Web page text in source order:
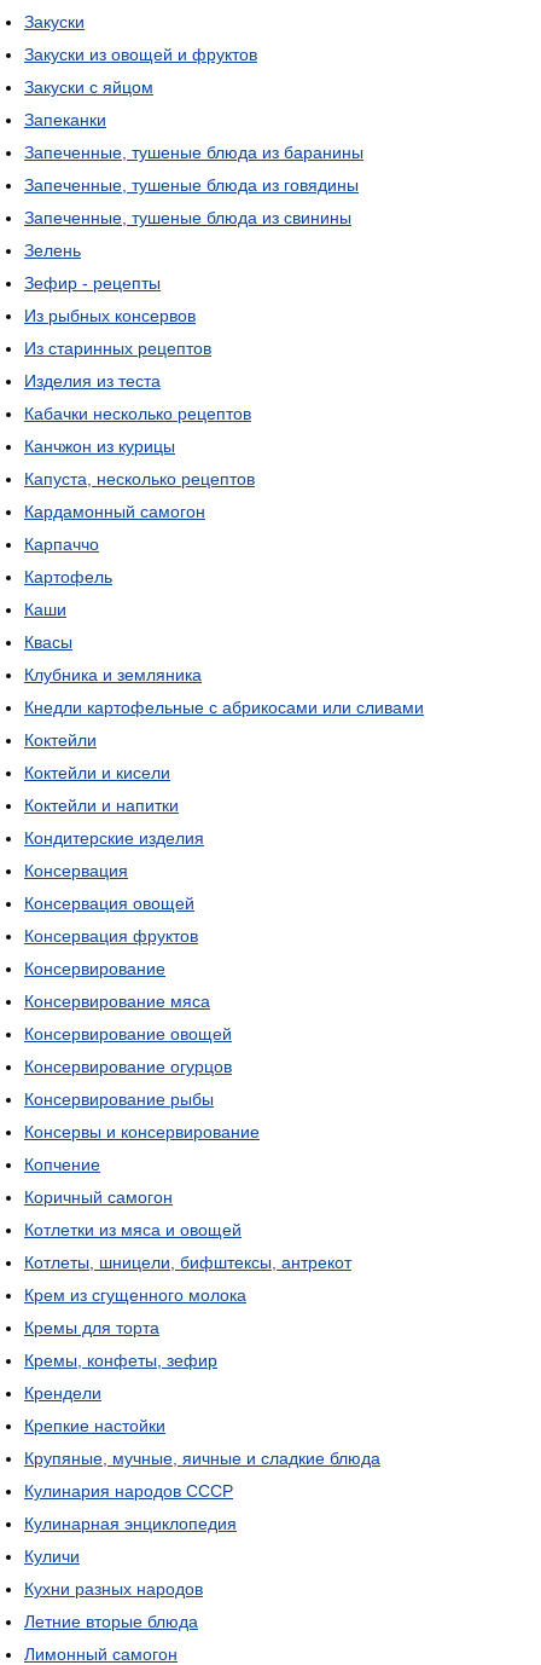
Закуски
Закуски из овощей и фруктов
Закуски с яйцом
Запеканки
Запеченные, тушеные блюда из баранины
Запеченные, тушеные блюда из говядины
Запеченные, тушеные блюда из свинины
Зелень
Зефир - рецепты
Из рыбных консервов
Из старинных рецептов
Изделия из теста
Кабачки несколько рецептов
Канчжон из курицы
Капуста, несколько рецептов
Кардамонный самогон
Карпаччо
Картофель
Каши
Квасы
Клубника и земляника
Кнедли картофельные с абрикосами или сливами
Коктейли
Коктейли и кисели
Коктейли и напитки
Кондитерские изделия
Консервация
Консервация овощей
Консервация фруктов
Консервирование
Консервирование мяса
Консервирование овощей
Консервирование огурцов
Консервирование рыбы
Консервы и консервирование
Копчение
Коричный самогон
Котлетки из мяса и овощей
Котлеты, шницели, бифштексы, антрекот
Крем из сгущенного молока
Кремы для торта
Кремы, конфеты, зефир
Крендели
Крепкие настойки
Крупяные, мучные, яичные и сладкие блюда
Кулинария народов СССР
Кулинарная энциклопедия
Куличи
Кухни разных народов
Летние вторые блюда
Лимонный самогон